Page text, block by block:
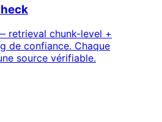
retrieval chunk-level +
de confiance. Chaque
source vérifiable.